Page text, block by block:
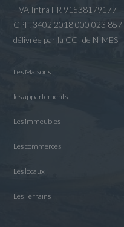
TVA Intra FR 91538179177
CPI : 3402 2018 000 023 857
délivrée par la CCI de NIMES
Les Maisons
les appartements
Les immeubles
Les commerces
Les locaux
Les Terrains